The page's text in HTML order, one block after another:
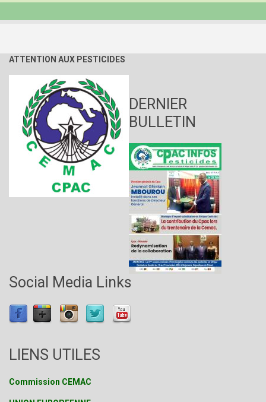
ATTENTION AUX PESTICIDES
DERNIER
BULLETIN
Social Media Links
LIENS UTILES
Commission CEMAC